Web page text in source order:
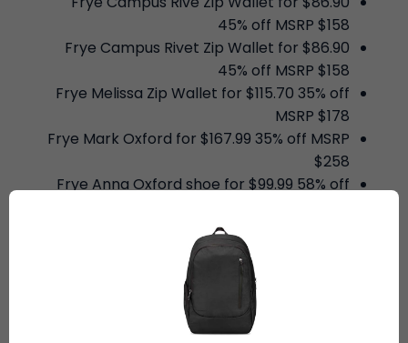
45% off MSRP $158
Frye Campus Rivet Zip Wallet for $86.90
45% off MSRP $158
Frye Melissa Zip Wallet for $115.70 35% off
MSRP $178
Frye Mark Oxford for $167.99 35% off MSRP
$258
Frye Anna Oxford shoe for $99.99 58% off
Frye Ethan Double Zip for $232.99 35% off
Frye Veronica Satchel for $274.80 40% off
Frye Kristen Harness Short for $179 50% off